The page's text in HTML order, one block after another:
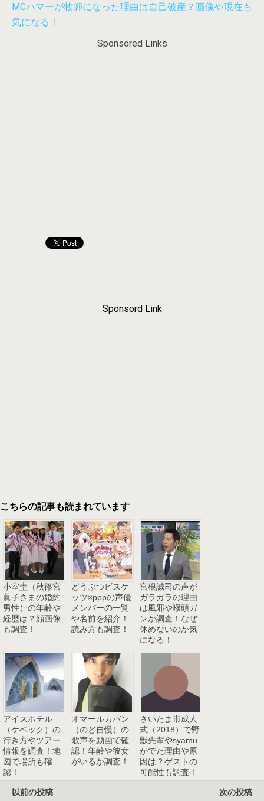
MCハマーが牧師になった理由は自己破産？画像や現在も
気になる！
Sponsored Links
Sponsord Link
こちらの記事も読まれています
小室圭（秋篠宮
眞子さまの婚約
男性）の年齢や
経歴は？顔画像
も調査！
どうぶつビスケ
ッツ×pppの声優
メンバーの一覧
や名前を紹介！
読み方も調査！
宮根誠司の声が
ガラガラの理由
は風邪や喉頭ガ
ンか調査！なぜ
休めないのか気
になる！
アイスホテル
（ケベック）の
行き方やツアー
情報を調査！地
図で場所も確
認！
オマールカバン
（のど自慢）の
歌声を動画で確
認！年齢や彼女
がいるか調査！
さいたま市成人
式（2018）で野
獣先輩やsyamu
がでた理由や原
因は？ゲストの
可能性も調査！
以前の投稿 次の投稿